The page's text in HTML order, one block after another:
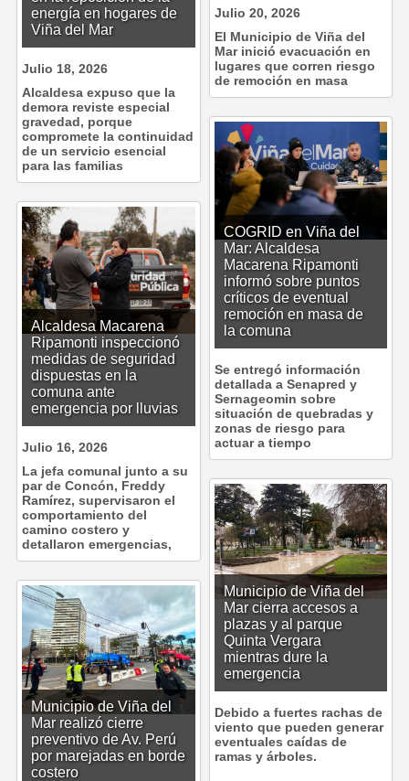
Julio 20, 2026
El Municipio de Viña del
Mar inició evacuación en
lugares que corren riesgo
de remoción en masa
energía en hogares de
Viña del Mar
Julio 18, 2026
Alcaldesa expuso que la
demora reviste especial
gravedad, porque
compromete la continuidad
de un servicio esencial
para las familias
COGRID en Viña del
Mar: Alcaldesa
Macarena Ripamonti
informó sobre puntos
críticos de eventual
remoción en masa de
la comuna
Se entregó información
detallada a Senapred y
Sernageomin sobre
situación de quebradas y
zonas de riesgo para
actuar a tiempo
Alcaldesa Macarena
Ripamonti inspeccionó
medidas de seguridad
dispuestas en la
comuna ante
emergencia por lluvias
Julio 16, 2026
La jefa comunal junto a su
par de Concón, Freddy
Ramírez, supervisaron el
comportamiento del
camino costero y
detallaron emergencias,
Municipio de Viña del
Mar cierra accesos a
plazas y al parque
Quinta Vergara
mientras dure la
emergencia
Debido a fuertes rachas de
viento que pueden generar
eventuales caídas de
ramas y árboles.
Municipio de Viña del
Mar realizó cierre
preventivo de Av. Perú
por marejadas en borde
costero